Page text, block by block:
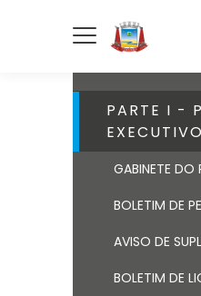
PARTE I -
EXECUTIVO
GABINETE DO
BOLETIM DE
AVISO DE
BOLETIM DE